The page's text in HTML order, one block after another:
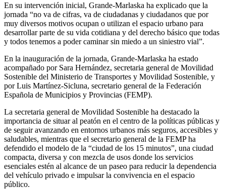
En su intervención inicial, Grande-Marlaska ha explicado que la
jornada “no va de cifras, va de ciudadanas y ciudadanos que por
muy diversos motivos ocupan o utilizan el espacio urbano para
desarrollar parte de su vida cotidiana y del derecho básico que todas
y todos tenemos a poder caminar sin miedo a un siniestro vial”.
En la inauguración de la jornada, Grande-Marlaska ha estado
acompañado por Sara Hernández, secretaria general de Movilidad
Sostenible del Ministerio de Transportes y Movilidad Sostenible, y
por Luis Martínez-Sicluna, secretario general de la Federación
Española de Municipios y Provincias (FEMP).
La secretaria general de Movilidad Sostenible ha destacado la
importancia de situar al peatón en el centro de la políticas públicas y
de seguir avanzando en entornos urbanos más seguros, accesibles y
saludables, mientras que el secretario general de la FEMP ha
defendido el modelo de la “ciudad de los 15 minutos”, una ciudad
compacta, diversa y con mezcla de usos donde los servicios
esenciales estén al alcance de un paseo para reducir la dependencia
del vehículo privado e impulsar la convivencia en el espacio
público.